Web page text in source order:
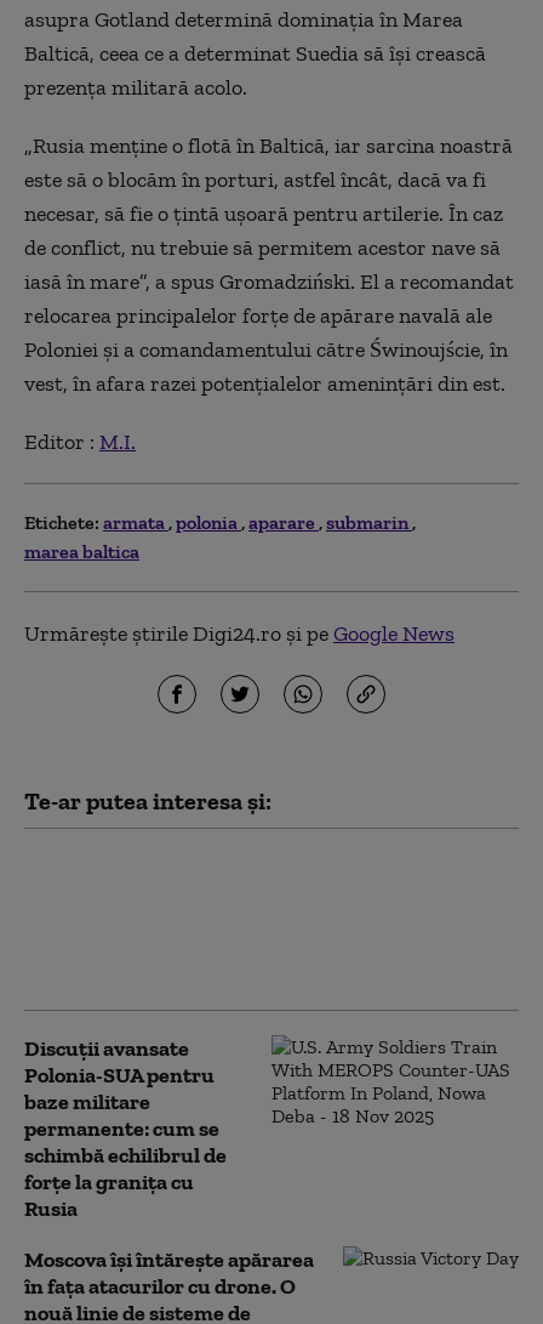
asupra Gotland determină dominația în Marea
Baltică, ceea ce a determinat Suedia să își crească
prezența militară acolo.
„Rusia menține o flotă în Baltică, iar sarcina noastră
este să o blocăm în porturi, astfel încât, dacă va fi
necesar, să fie o țintă ușoară pentru artilerie. În caz
de conflict, nu trebuie să permitem acestor nave să
iasă în mare”, a spus Gromadziński. El a recomandat
relocarea principalelor forțe de apărare navală ale
Poloniei și a comandamentului către Świnoujście, în
vest, în afara razei potențialelor amenințări din est.
Editor : M.I.
Etichete: armata polonia aparare submarin
marea baltica
Urmărește știrile Digi24.ro și peGoogle News
Te-ar putea interesa și:
Discuții avansate
Polonia-SUA pentru
baze militare
permanente: cum se
schimbă echilibrul de
forțe la granița cu
Rusia
Moscova își întărește apărarea
în fața atacurilor cu drone. O
nouă linie de sisteme de